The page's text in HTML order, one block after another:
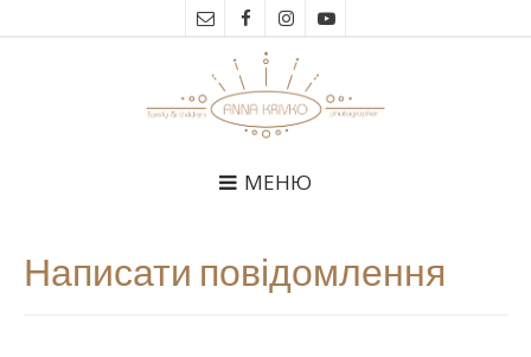
МЕНЮ
Написати повідомлення